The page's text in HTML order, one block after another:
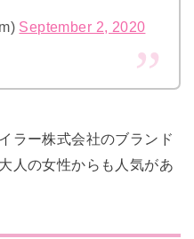
September 2, 2020
ラー株式会社のブランド
人の女性からも人気があ